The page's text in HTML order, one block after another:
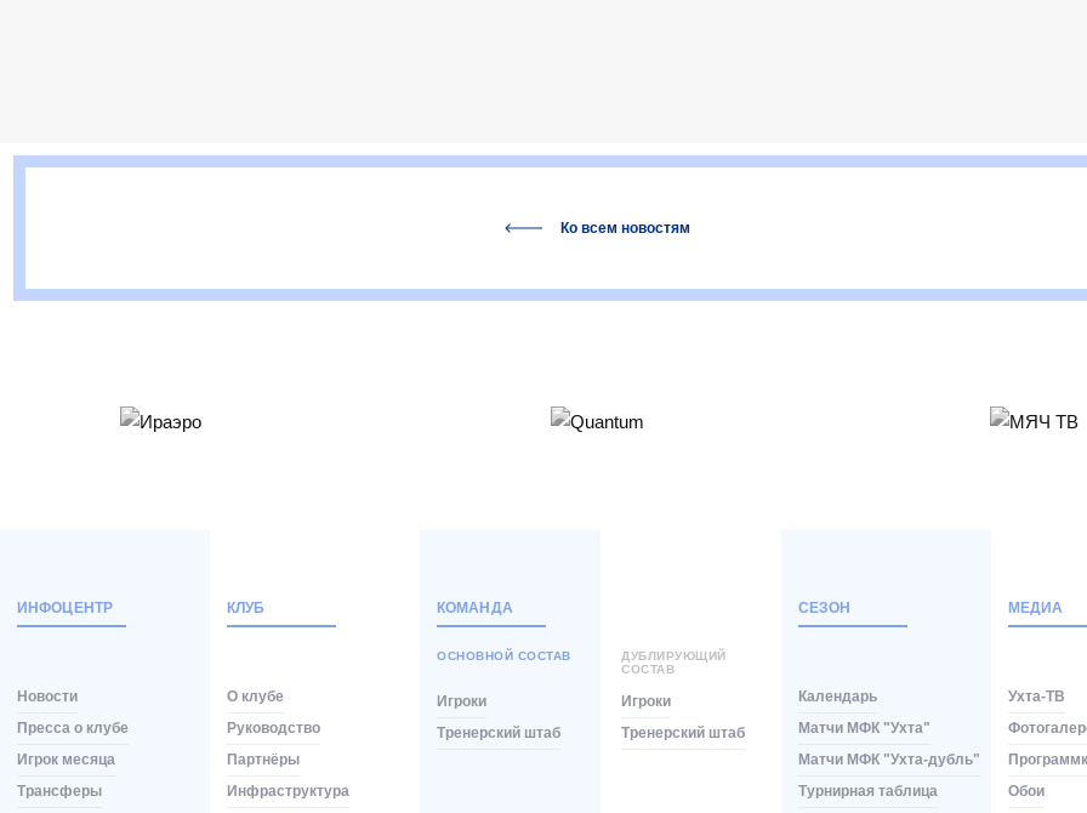
Ко всем новостям
ИНФОЦЕНТР
Новости
Пресса о клубе
Игрок месяца
Трансферы
КЛУБ
О клубе
Руководство
Партнёры
Инфраструктура
КОМАНДА
ОСНОВНОЙ СОСТАВ
ДУБЛИРУЮЩИЙ
СОСТАВ
Игроки
Тренерский штаб
Игроки
Тренерский штаб
СЕЗОН
Календарь
Матчи МФК "Ухта"
Матчи МФК "Ухта-дубль"
Турнирная таблица
МЕДИА
Ухта-ТВ
Обои